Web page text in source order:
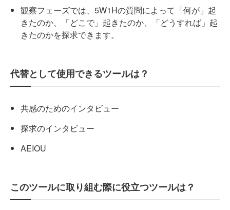
観察フェーズでは、5W1Hの質問によって「何が」起
きたのか、「どこで」起きたのか、「どうすれば」起
きたのかを探求できます。
代替として使用できるツールは？
共感のためのインタビュー
探求のインタビュー
AEIOU
このツールに取り組む際に役立つツールは？